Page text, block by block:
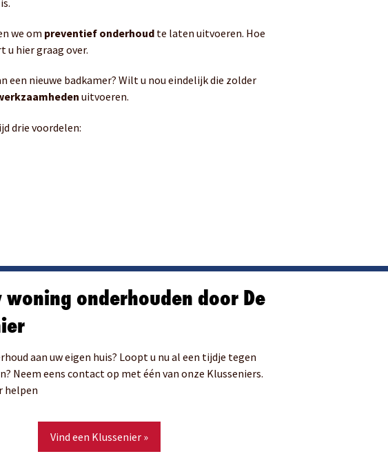
we om preventief onderhoud te laten uitvoeren. Hoe
u hier graag over.
een nieuwe badkamer? Wilt u nou eindelijk die zolder
uitvoeren.
drie voordelen:
woning onderhouden door De
aan uw eigen huis? Loopt u nu al een tijdje tegen
Neem eens contact op met één van onze Klusseniers.
helpen
Vind een Klussenier »